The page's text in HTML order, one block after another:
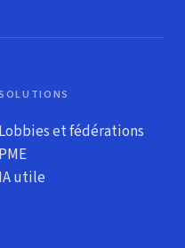
Lobbies et fédérations
PME
IA utile